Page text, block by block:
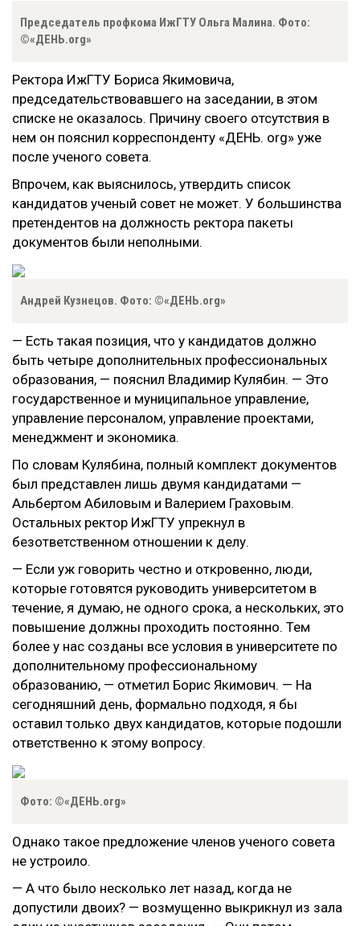
Председатель профкома ИжГТУ Ольга Малина. Фото:
©«ДЕНЬ.org»
Ректора ИжГТУ Бориса Якимовича,
председательствовавшего на заседании, в этом
списке не оказалось. Причину своего отсутствия в
нем он пояснил корреспонденту «ДЕНЬ. org» уже
после ученого совета.
Впрочем, как выяснилось, утвердить список
кандидатов ученый совет не может. У большинства
претендентов на должность ректора пакеты
документов были неполными.
Андрей Кузнецов. Фото: ©«ДЕНЬ.org»
— Есть такая позиция, что у кандидатов должно
быть четыре дополнительных профессиональных
образования, — пояснил Владимир Кулябин. — Это
государственное и муниципальное управление,
управление персоналом, управление проектами,
менеджмент и экономика.
По словам Кулябина, полный комплект документов
был представлен лишь двумя кандидатами —
Альбертом Абиловым и Валерием Граховым.
Остальных ректор ИжГТУ упрекнул в
безответственном отношении к делу.
— Если уж говорить честно и откровенно, люди,
которые готовятся руководить университетом в
течение, я думаю, не одного срока, а нескольких, это
повышение должны проходить постоянно. Тем
более у нас созданы все условия в университете по
дополнительному профессиональному
образованию, — отметил Борис Якимович. — На
сегодняшний день, формально подходя, я бы
оставил только двух кандидатов, которые подошли
ответственно к этому вопросу.
Фото: ©«ДЕНЬ.org»
Однако такое предложение членов ученого совета
не устроило.
— А что было несколько лет назад, когда не
допустили двоих? — возмущенно выкрикнул из зала